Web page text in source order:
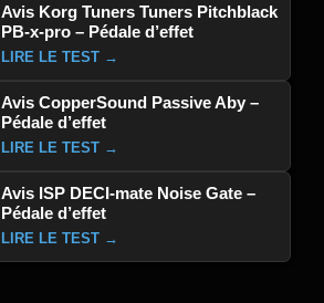
Avis Korg Tuners Tuners Pitchblack
PB-x-pro – Pédale d’effet
LIRE LE TEST →
Avis CopperSound Passive Aby –
Pédale d’effet
LIRE LE TEST →
Avis ISP DECI-mate Noise Gate –
Pédale d’effet
LIRE LE TEST →